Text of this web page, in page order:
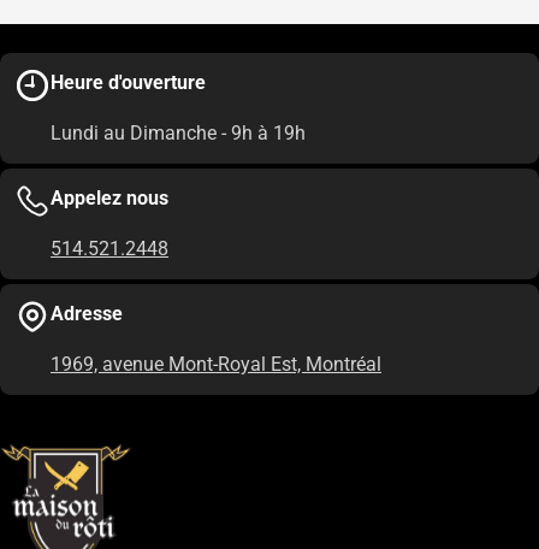
Heure d'ouverture
Lundi au Dimanche - 9h à 19h
Appelez nous
514.521.2448
Adresse
1969, avenue Mont-Royal Est, Montréal